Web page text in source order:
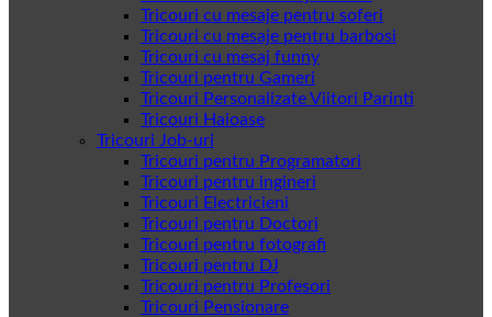
Tricouri cu mesaje pentru soferi
Tricouri cu mesaje pentru barbosi
Tricouri cu mesaj funny
Tricouri pentru Gameri
Tricouri Personalizate Viitori Parinti
Tricouri Haioase
Tricouri Job-uri
Tricouri pentru Programatori
Tricouri pentru ingineri
Tricouri Electricieni
Tricouri pentru Doctori
Tricouri pentru fotografi
Tricouri pentru DJ
Tricouri pentru Profesori
Tricouri Pensionare